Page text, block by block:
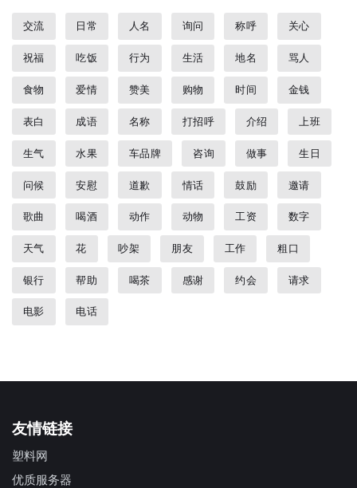
交流 日常 人名 询问 称呼 关心
祝福 吃饭 行为 生活 地名 骂人
食物 爱情 赞美 购物 时间 金钱
表白 成语 名称 打招呼 介绍 上班
生气 水果 车品牌 咨询 做事 生日
问候 安慰 道歉 情话 鼓励 邀请
歌曲 喝酒 动作 动物 工资 数字
天气 花 吵架 朋友 工作 粗口
银行 帮助 喝茶 感谢 约会 请求
电影 电话
友情链接
塑料网
优质服务器